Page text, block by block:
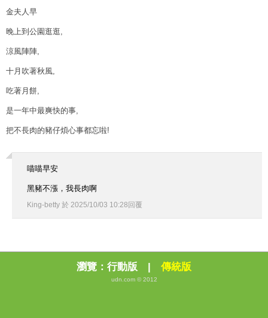
金夫人早
晚上到公園逛逛,
涼風陣陣,
十月吹著秋風,
吃著月餅,
是一年中最爽快的事,
把不長肉的豬仔煩心事都忘啦!
喵喵早安
黑豬不漲，我長肉啊
King-betty 於 2025/10/03 10:28回覆
瀏覽： 行動版 | 傳統版
udn.com © 2012